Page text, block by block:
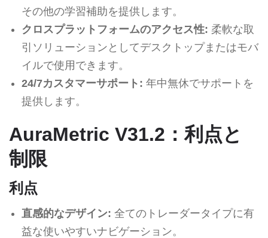
その他の学習補助を提供します。
クロスプラットフォームのアクセス性: 柔軟な取
引ソリューションとしてデスクトップまたはモバ
イルで使用できます。
24/7カスタマーサポート: 年中無休でサポートを
提供します。
AuraMetric V31.2：利点と
制限
利点
直感的なデザイン: 全てのトレーダータイプに有
益な使いやすいナビゲーション。